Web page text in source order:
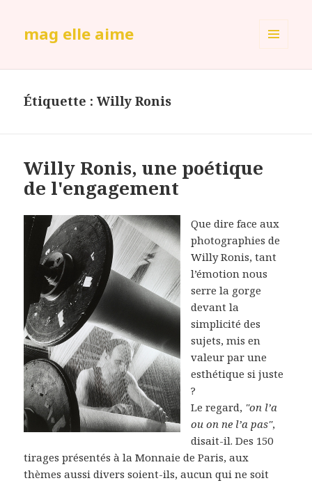
mag elle aime
Étiquette :Willy Ronis
Willy Ronis, une poétique
de l'engagement
Que dire face aux
photographies de
Willy Ronis, tant
l’émotion nous
serre la gorge
devant la
simplicité des
sujets, mis en
valeur par une
esthétique si juste
?
Le regard, "on l’a
ou on ne l’a pas",
disait-il. Des 150
tirages présentés à la Monnaie de Paris, aux
thèmes aussi divers soient-ils, aucun qui ne soit